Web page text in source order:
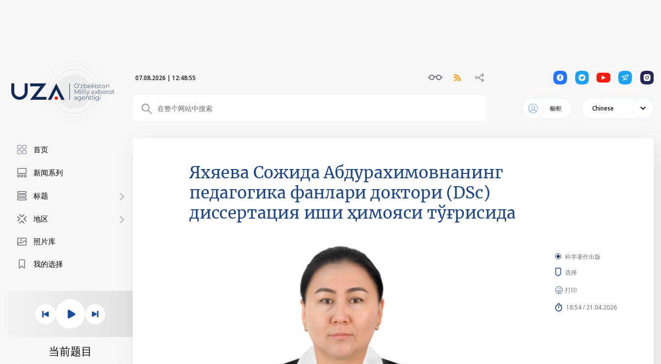
07.08.2026 | 12:48:55 1 1 1 1 1
橱柜 Chinese
首页
新闻系列
标题
地区
照片库
我的选择
当前题目
Яхяева Сожида Абдурахимовнанинг
педагогика фанлари доктори (DSc)
диссертация иши ҳимояси тўғрисида
科学著作出版
选择
打印
18:54 / 21.04.2026